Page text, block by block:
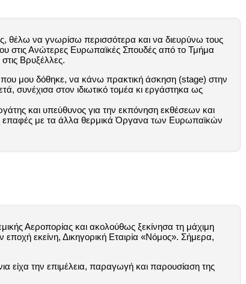
θέλω να γνωρίσω περισσότερα και να διευρύνω τους
στις Ανώτερες Ευρωπαϊκές Σπουδές από το Τμήμα
Βρυξέλλες.
που μου δόθηκε, να κάνω πρακτική άσκηση (stage) στην
συνέχισα στον ιδιωτικό τομέα κι εργάστηκα ως
και υπεύθυνος για την εκπόνηση εκθέσεων και
επαφές με τα άλλα θερμικά Όργανα των Ευρωπαϊκών
Αεροπορίας και ακολούθως ξεκίνησα τη μάχιμη
εκείνη, Δικηγορική Εταιρία «Νόμος». Σήμερα,
είχα την επιμέλεια, παραγωγή και παρουσίαση της